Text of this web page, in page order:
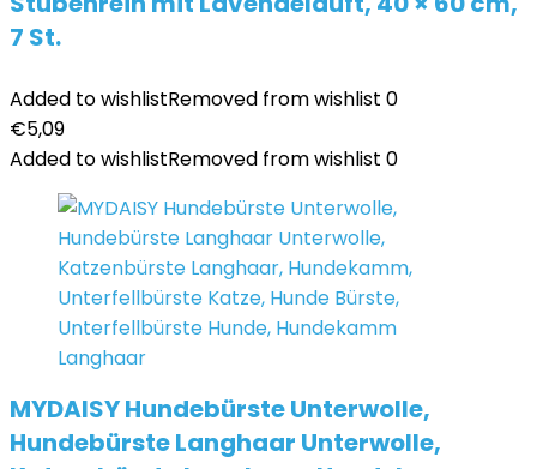
7 St.
Added to wishlistRemoved from wishlist 0
€5,09
Added to wishlistRemoved from wishlist 0
MYDAISY Hundebürste Unterwolle,
Hundebürste Langhaar Unterwolle,